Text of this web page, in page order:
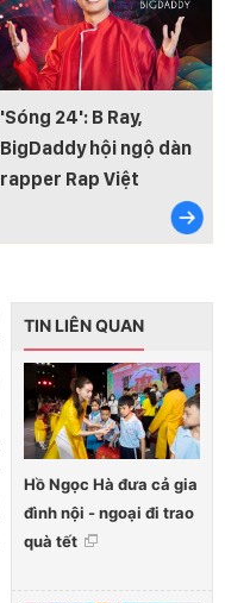
'Sóng 24': B Ray,
BigDaddy hội ngộ dàn
rapper Rap Việt
TIN LIÊN QUAN
Hồ Ngọc Hà đưa cả gia
đình nội - ngoại đi trao
quà tết